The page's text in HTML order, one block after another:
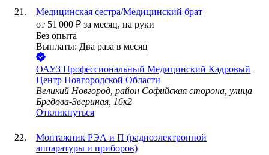
Медицинская сестра/Медицинский брат
от 51 000 ₽ за месяц, на руки
Без опыта
Выплаты: Два раза в месяц
ОАУЗ Профессиональный Медицинский Кадровый
Центр Новгородской Области
Великий Новгород, район Софийская сторона, улица
Бредова-Звериная, 16к2
Откликнуться
Монтажник РЭА и П (радиоэлектронной
аппаратуры и приборов)